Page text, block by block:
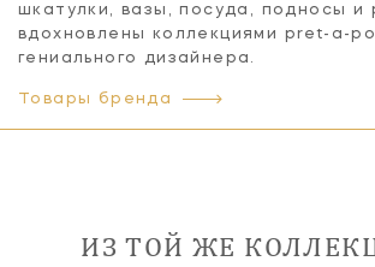
шкатулки, вазы, посуда, подносы и
вдохновлены коллекциями pret-a-
гениального дизайнера.
Товары бренда
ИЗ ТОЙ ЖЕ